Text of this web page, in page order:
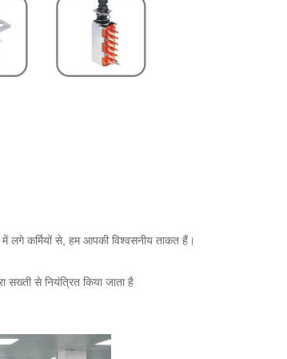
लगे कर्मियों से, हम आपकी विश्वसनीय ताकत हैं।
सख्ती से नियंत्रित किया जाता है